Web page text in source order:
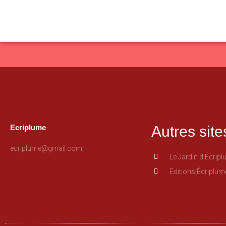
Ecriplume
ecriplume@gmail.com
Autres
Le Jardin
Editions